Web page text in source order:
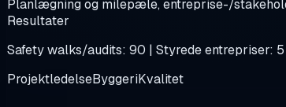
Planlægning og milepæle, entreprise-/
Resultater
Safety walks/audits: 90 | Styrede entrepriser:
ProjektledelseByggeriKvalitet